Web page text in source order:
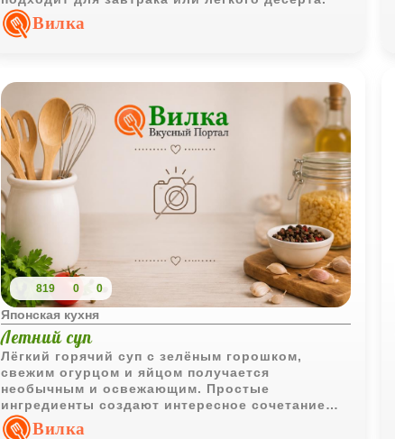
Вилка
819 0 0
Японская кухня
Летний суп
Лёгкий горячий суп с зелёным горошком,
свежим огурцом и яйцом получается
необычным и освежающим. Простые
ингредиенты создают интересное сочетание
вкусов для летнего меню.
Вилка